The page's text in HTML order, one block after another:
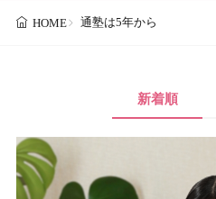
HOME 通塾は5年から
新着順